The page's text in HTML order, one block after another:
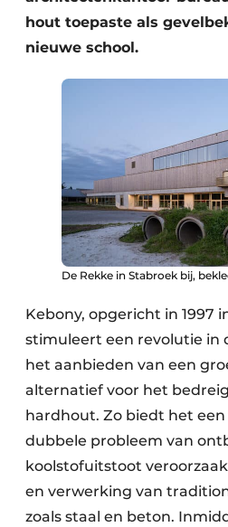
Toegangscontrole
hout toepaste als
nieuwe school.
De Rekke in Stabroek bij,
Kebony, opgericht in 1997
stimuleert een revolutie in
het aanbieden van een
alternatief voor het
hardhout. Zo biedt het
dubbele probleem van
koolstofuitstoot
en verwerking van
zoals staal en beton.